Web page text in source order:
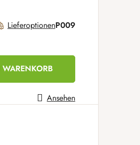
LieferoptionenP009
Ansehen